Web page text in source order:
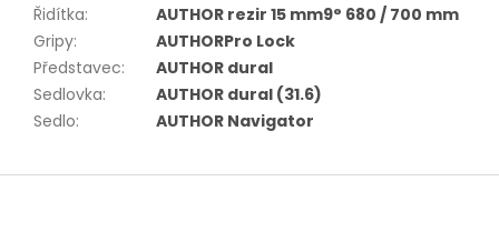
Řidítka:
AUTHOR rezir 15 mm9° 680 / 700 mm
Gripy:
AUTHORPro Lock
Představec:
AUTHOR dural
Sedlovka:
AUTHOR dural (31.6)
Sedlo: AUTHOR Navigator
Z